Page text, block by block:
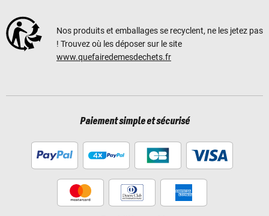
Nos produits et emballages se recyclent, ne les jetez pas
! Trouvez où les déposer sur le site
www.quefairedemesdechets.fr
Paiement simple et sécurisé